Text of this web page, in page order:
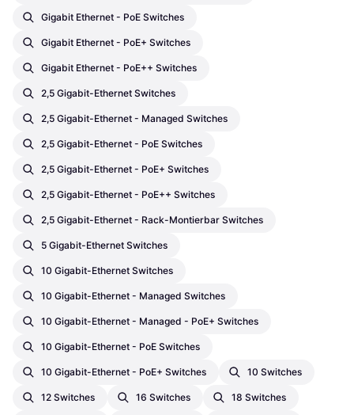
Gigabit Ethernet - PoE Switches
Gigabit Ethernet - PoE+ Switches
Gigabit Ethernet - PoE++ Switches
2,5 Gigabit-Ethernet Switches
2,5 Gigabit-Ethernet - Managed Switches
2,5 Gigabit-Ethernet - PoE Switches
2,5 Gigabit-Ethernet - PoE+ Switches
2,5 Gigabit-Ethernet - PoE++ Switches
2,5 Gigabit-Ethernet - Rack-Montierbar Switches
5 Gigabit-Ethernet Switches
10 Gigabit-Ethernet Switches
10 Gigabit-Ethernet - Managed Switches
10 Gigabit-Ethernet - Managed - PoE+ Switches
10 Gigabit-Ethernet - PoE Switches
10 Gigabit-Ethernet - PoE+ Switches 10 Switches
12 Switches 16 Switches 18 Switches